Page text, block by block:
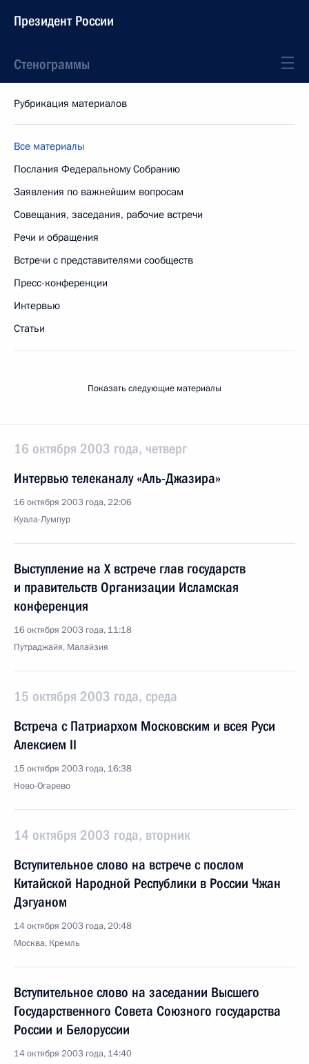
Президент России
Стенограммы
Рубрикация материалов
Все материалы
Послания Федеральному Собранию
Заявления по важнейшим вопросам
Совещания, заседания, рабочие встречи
Речи и обращения
Встречи с представителями сообществ
Пресс-конференции
Интервью
Статьи
Показать следующие материалы
16 октября 2003 года, четверг
Интервью телеканалу «Аль-Джазира»
16 октября 2003 года, 22:06
Куала-Лумпур
Выступление на Х встрече глав государств
и правительств Организации Исламская
конференция
16 октября 2003 года, 11:18
Путраджайя, Малайзия
15 октября 2003 года, среда
Встреча с Патриархом Московским и всея Руси
Алексием II
15 октября 2003 года, 16:38
Ново-Огарево
14 октября 2003 года, вторник
Вступительное слово на встрече с послом
Китайской Народной Республики в России Чжан
Дэгуаном
14 октября 2003 года, 20:48
Москва, Кремль
Вступительное слово на заседании Высшего
Государственного Совета Союзного государства
России и Белоруссии
14 октября 2003 года, 14:40